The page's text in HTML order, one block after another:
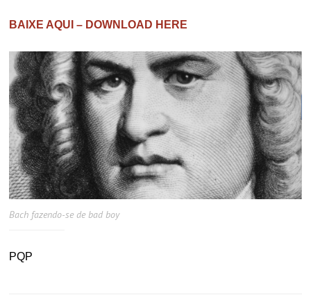
BAIXE AQUI – DOWNLOAD HERE
Bach fazendo-se de bad boy
PQP